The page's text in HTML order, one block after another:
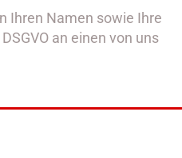
Ihren Namen sowie Ihre
an einen von uns